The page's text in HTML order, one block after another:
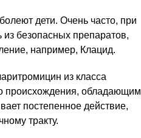
дети. Очень часто, при
из безопасных препаратов,
например, Клацид.
из класса
происхождения, обладающим
постепенное действие,
тракту.